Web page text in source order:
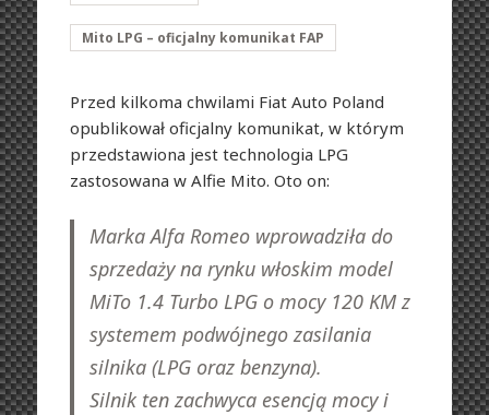
Mito LPG – oficjalny komunikat FAP
Przed kilkoma chwilami Fiat Auto Poland
opublikował oficjalny komunikat, w którym
przedstawiona jest technologia LPG
zastosowana w Alfie Mito. Oto on:
Marka Alfa Romeo wprowadziła do
sprzedaży na rynku włoskim model
MiTo 1.4 Turbo LPG o mocy 120 KM z
systemem podwójnego zasilania
silnika (LPG oraz benzyna).
Silnik ten zachwyca esencją mocy i